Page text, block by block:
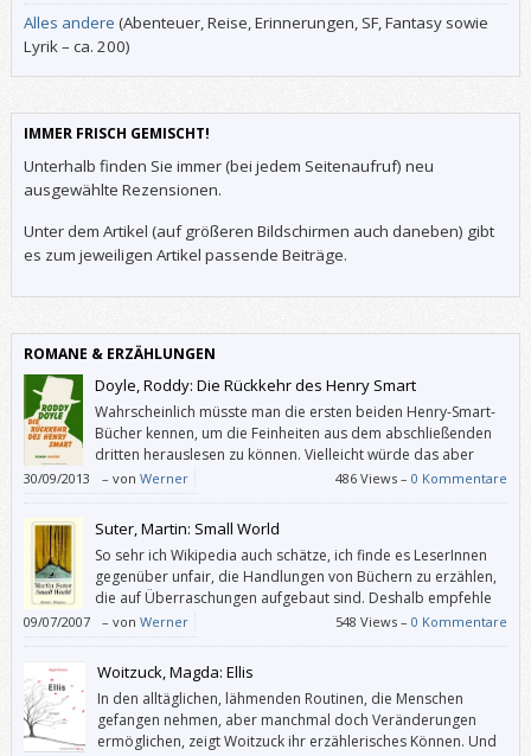
Alles andere (Abenteuer, Reise, Erinnerungen, SF, Fantasy sowie
Lyrik – ca. 200)
IMMER FRISCH GEMISCHT!
Unterhalb finden Sie immer (bei jedem Seitenaufruf) neu
ausgewählte Rezensionen.
Unter dem Artikel (auf größeren Bildschirmen auch daneben) gibt
es zum jeweiligen Artikel passende Beiträge.
ROMANE & ERZÄHLUNGEN
Doyle, Roddy: Die Rückkehr des Henry Smart
Wahrscheinlich müsste man die ersten beiden Henry-Smart-
Bücher kennen, um die Feinheiten aus dem abschließenden
dritten herauslesen zu können. Vielleicht würde das aber
auch nichts nützen.
30/09/2013 – von Werner 486 Views –0 Kommentare
Suter, Martin: Small World
So sehr ich Wikipedia auch schätze, ich finde es LeserInnen
gegenüber unfair, die Handlungen von Büchern zu erzählen,
die auf Überraschungen aufgebaut sind. Deshalb empfehle
ich nicht, sich dort Inhaltsangaben anzusehen, im konkreten
Fall die von Martin Suters “Small World”.
09/07/2007 – von Werner 548 Views –0 Kommentare
Woitzuck, Magda: Ellis
In den alltäglichen, lähmenden Routinen, die Menschen
gefangen nehmen, aber manchmal doch Veränderungen
ermöglichen, zeigt Woitzuck ihr erzählerisches Können. Und